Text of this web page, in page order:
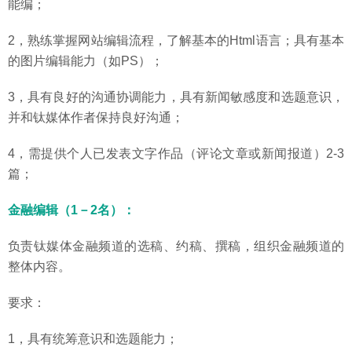
能编；
2，熟练掌握网站编辑流程，了解基本的Html语言；具有基本
的图片编辑能力（如PS）；
3，具有良好的沟通协调能力，具有新闻敏感度和选题意识，
并和钛媒体作者保持良好沟通；
4，需提供个人已发表文字作品（评论文章或新闻报道）2-3
篇；
金融编辑（1－2名）：
负责钛媒体金融频道的选稿、约稿、撰稿，组织金融频道的
整体内容。
要求：
1，具有统筹意识和选题能力；